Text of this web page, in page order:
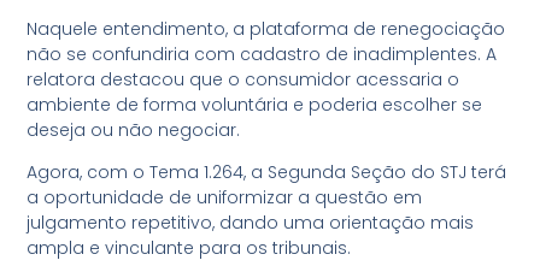
Naquele entendimento, a plataforma de renegociação
não se confundiria com cadastro de inadimplentes. A
relatora destacou que o consumidor acessaria o
ambiente de forma voluntária e poderia escolher se
deseja ou não negociar.
Agora, com o Tema 1.264, a Segunda Seção do STJ terá
a oportunidade de uniformizar a questão em
julgamento repetitivo, dando uma orientação mais
ampla e vinculante para os tribunais.